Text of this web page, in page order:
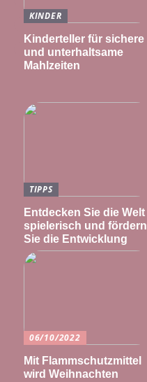
KINDER
Kinderteller für sichere
und unterhaltsame
Mahlzeiten
TIPPS
Entdecken Sie die Welt
spielerisch und fördern
Sie die Entwicklung
06/10/2022
Mit Flammschutzmittel
wird Weihnachten